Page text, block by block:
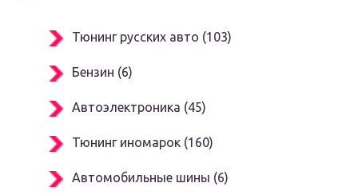
Тюнинг русских авто (103)
Бензин (6)
Автоэлектроника (45)
Тюнинг иномарок (160)
Автомобильные шины (6)